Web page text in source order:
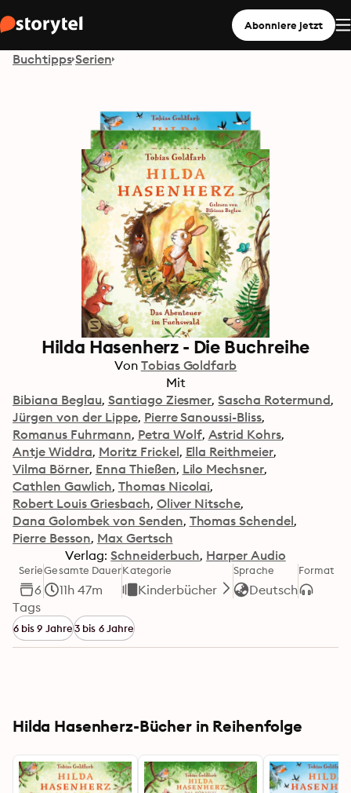
Abonniere jetzt
Buchtipps Serien
Hilda Hasenherz - Die Buchreihe
Von Tobias Goldfarb
Mit
Bibiana Beglau Santiago Ziesmer Sascha Rotermund
Jürgen von der Lippe Pierre Sanoussi-Bliss
Romanus Fuhrmann Petra Wolf Astrid Kohrs
Antje Widdra Moritz Frickel Ella Reithmeier
Vilma Börner Enna Thießen Lilo Mechsner
Cathlen Gawlich Thomas Nicolai
Robert Louis Griesbach Oliver Nitsche
Dana Golombek von Senden Thomas Schendel
Pierre Besson Max Gertsch
Verlag: Schneiderbuch Harper Audio
Serie
6
Gesamte Dauer
11h 47m
Kategorie
Kinderbücher
Sprache
Deutsch
Format
Tags
6 bis 9 Jahre3 bis 6 Jahre
Hilda Hasenherz-Bücher in Reihenfolge